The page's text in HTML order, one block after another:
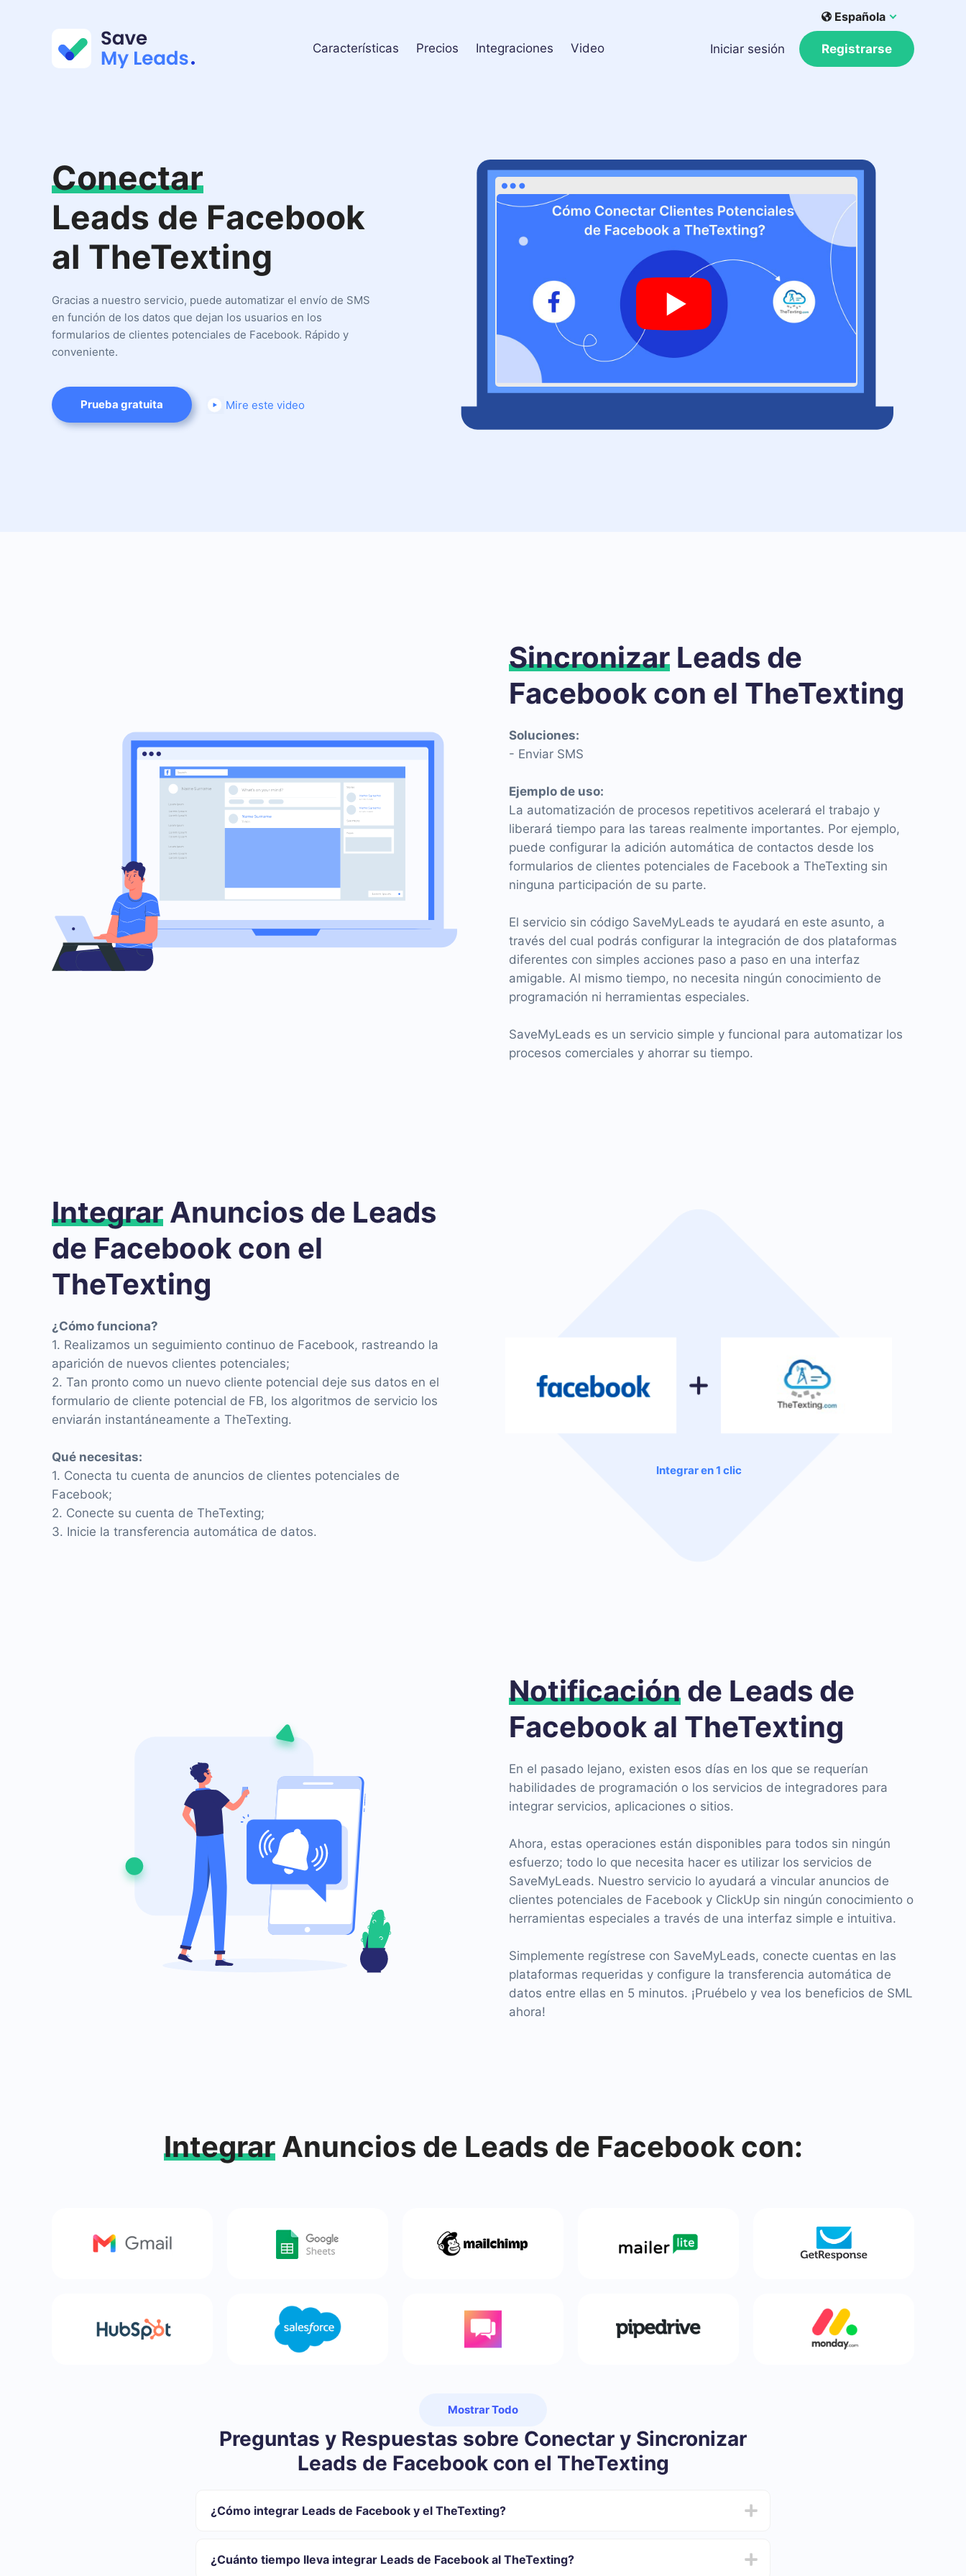
Características Precios Integraciones Video
Española
Iniciar sesión Registrarse
Conectar
Leads de Facebook
al TheTexting
Gracias a nuestro servicio, puede automatizar el envío de SMS
en función de los datos que dejan los usuarios en los
formularios de clientes potenciales de Facebook. Rápido y
conveniente.
Prueba gratuita Mire este video
Sincronizar Leads de
Facebook con el TheTexting
Soluciones:
- Enviar SMS
Ejemplo de uso:
La automatización de procesos repetitivos acelerará el trabajo y
liberará tiempo para las tareas realmente importantes. Por ejemplo,
puede configurar la adición automática de contactos desde los
formularios de clientes potenciales de Facebook a TheTexting sin
ninguna participación de su parte.
El servicio sin código SaveMyLeads te ayudará en este asunto, a
través del cual podrás configurar la integración de dos plataformas
diferentes con simples acciones paso a paso en una interfaz
amigable. Al mismo tiempo, no necesita ningún conocimiento de
programación ni herramientas especiales.
SaveMyLeads es un servicio simple y funcional para automatizar los
procesos comerciales y ahorrar su tiempo.
Integrar en 1 clic
Integrar Anuncios de Leads
de Facebook con el
TheTexting
¿Cómo funciona?
1. Realizamos un seguimiento continuo de Facebook, rastreando la
aparición de nuevos clientes potenciales;
2. Tan pronto como un nuevo cliente potencial deje sus datos en el
formulario de cliente potencial de FB, los algoritmos de servicio los
enviarán instantáneamente a TheTexting.
Qué necesitas:
1. Conecta tu cuenta de anuncios de clientes potenciales de
Facebook;
2. Conecte su cuenta de TheTexting;
3. Inicie la transferencia automática de datos.
Notificación de Leads de
Facebook al TheTexting
En el pasado lejano, existen esos días en los que se requerían
habilidades de programación o los servicios de integradores para
integrar servicios, aplicaciones o sitios.
Ahora, estas operaciones están disponibles para todos sin ningún
esfuerzo; todo lo que necesita hacer es utilizar los servicios de
SaveMyLeads. Nuestro servicio lo ayudará a vincular anuncios de
clientes potenciales de Facebook y ClickUp sin ningún conocimiento o
herramientas especiales a través de una interfaz simple e intuitiva.
Simplemente regístrese con SaveMyLeads, conecte cuentas en las
plataformas requeridas y configure la transferencia automática de
datos entre ellas en 5 minutos. ¡Pruébelo y vea los beneficios de SML
ahora!
IntegrarAnuncios de Leads de Facebook con:
Mostrar Todo
Preguntas y Respuestas sobre Conectar y Sincronizar
Leads de Facebook con el TheTexting
¿Cómo integrar Leads de Facebook y el TheTexting?
Active la actualización automática
¿Cuánto tiempo lleva integrar Leads de Facebook al TheTexting?